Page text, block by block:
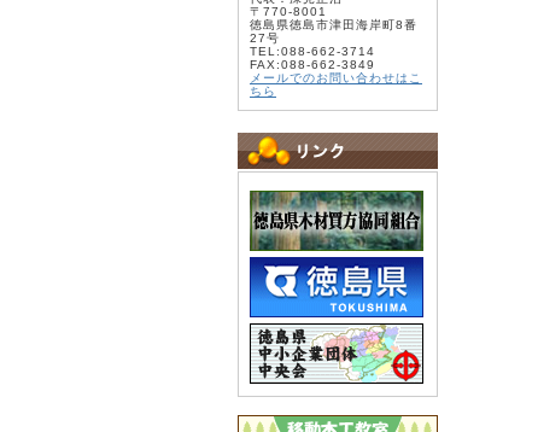
〒770-8001
徳島県徳島市津田海岸町8番
27号
TEL:088-662-3714
FAX:088-662-3849
メールでのお問い合わせはこ
ちら